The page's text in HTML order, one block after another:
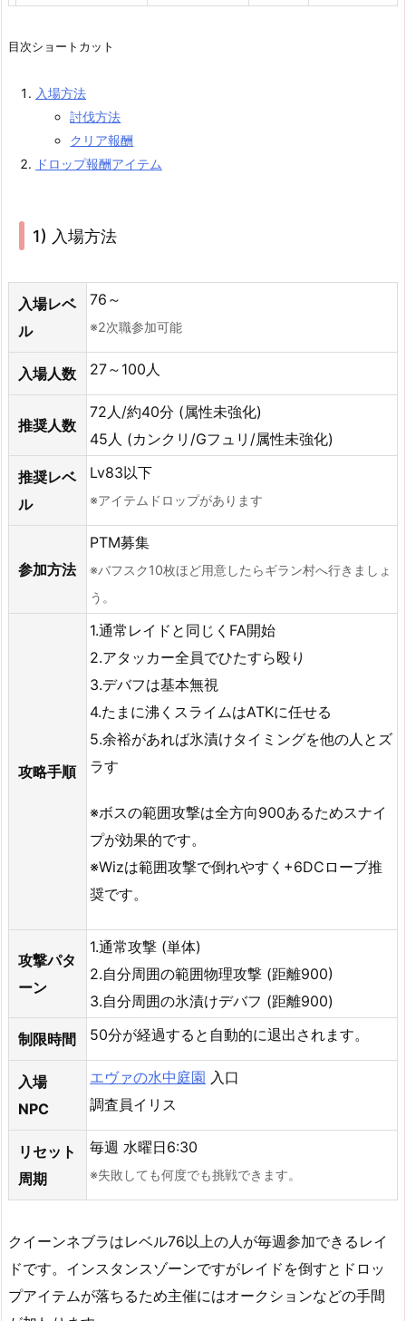
目次ショートカット
入場方法
討伐方法
クリア報酬
ドロップ報酬アイテム
1) 入場方法
入場レベ
ル
76～
※2次職参加可能
入場人数 27～100人
推奨人数
72人/約40分 (属性未強化)
45人 (カンクリ/Gフュリ/属性未強化)
推奨レベ
ル
Lv83以下
※アイテムドロップがあります
参加方法
PTM募集
※バフスク10枚ほど用意したらギラン村へ行きましょ
う。
攻略手順
1.通常レイドと同じくFA開始
2.アタッカー全員でひたすら殴り
3.デバフは基本無視
4.たまに沸くスライムはATKに任せる
5.余裕があれば氷漬けタイミングを他の人とズ
ラす
※ボスの範囲攻撃は全方向900あるためスナイ
プが効果的です。
※Wizは範囲攻撃で倒れやすく+6DCローブ推
奨です。
攻撃パタ
ーン
1.通常攻撃 (単体)
2.自分周囲の範囲物理攻撃 (距離900)
3.自分周囲の氷漬けデバフ (距離900)
制限時間 50分が経過すると自動的に退出されます。
入場
NPC
エヴァの水中庭園 入口
調査員イリス
リセット
周期
毎週 水曜日6:30
※失敗しても何度でも挑戦できます。
クイーンネブラはレベル76以上の人が毎週参加できるレイ
ドです。インスタンスゾーンですがレイドを倒すとドロッ
プアイテムが落ちるため主催にはオークションなどの手間